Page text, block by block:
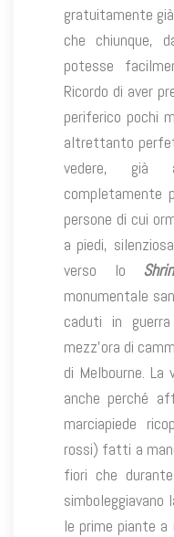
gratuitamente
che chiunque,
potesse
Ricordo di aver
periferico pochi
altrettanto
vedere, già
completamente
persone di cui
a piedi,
verso lo
monumentale
caduti in
mezz’ora di
di Melbourne. La
anche perché
marciapiede
rossi) fatti a
fiori che
simboleggiavano
le prime piante